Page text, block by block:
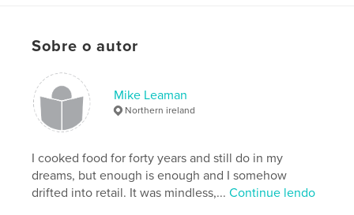
Sobre o autor
Mike Leaman
Northern ireland
I cooked food for forty years and still do in my
dreams, but enough is enough and I somehow
drifted into retail. It was mindless,...Continue lendo